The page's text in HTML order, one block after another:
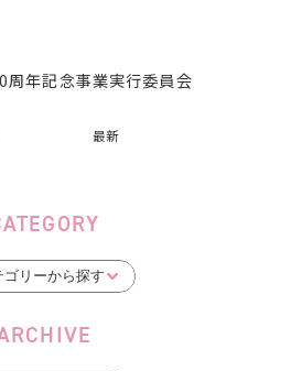
年記念事業実行委員会
最新